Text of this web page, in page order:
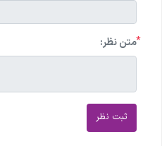
متن نظر:*
ثبت نظر